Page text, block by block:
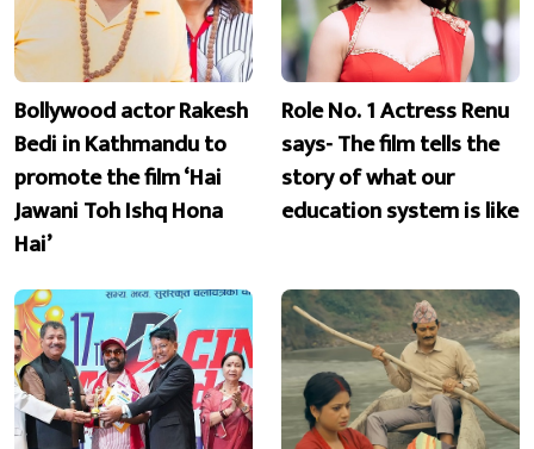
Bollywood actor Rakesh
Bedi in Kathmandu to
promote the film ‘Hai
Jawani Toh Ishq Hona
Hai’
Role No. 1 Actress Renu
says- The film tells the
story of what our
education system is like